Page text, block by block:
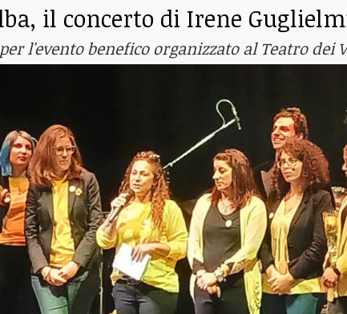
il concerto di Irene
per l'evento benefico organizzato al Teatro dei